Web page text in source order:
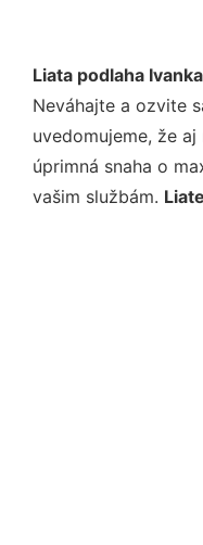
Liata podlaha
Neváhajte a ozvite
uvedomujeme, že
úprimná snaha o
vašim službám.